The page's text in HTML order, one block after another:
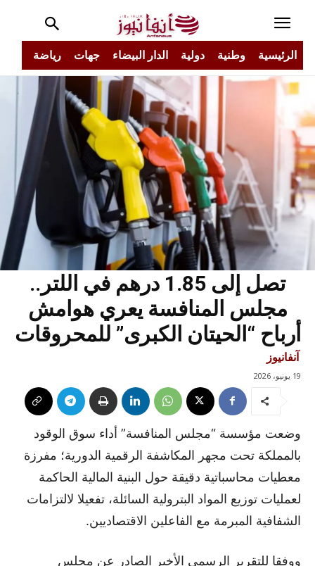
الرئيسية وطنية دولية الدار البيضاء جهات رياضة
تصل إلى 1.85 درهم في اللتر..
مجلس المنافسة يعري هوامش
أرباح “الحيتان الكبرى” للمحروقات
آنفانيوز
19 يونيو، 2026
وضعت مؤسسة “مجلس المنافسة” أداء سوق الوقود
بالمملكة تحت مجهر المكاشفة الرقمية الدورية؛ مفرزة
معطيات محاسباتية دقيقة حول البنية المالية الحاكمة
لعمليات توزيع المواد البترولية السائلة، تفعيلا لالتزامات
الشفافية المبرمة مع الفاعلين الاقتصاديين.
ووفقا للتقرير الرسمي الأخير الصادر عن مجلس